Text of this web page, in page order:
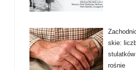
skie:
rośnie